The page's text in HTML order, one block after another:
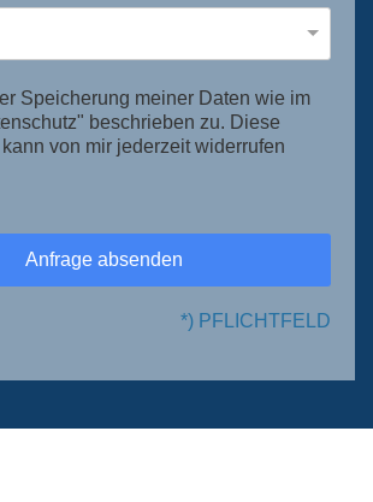
Speicherung meiner Daten wie im
beschrieben zu. Diese
von mir jederzeit widerrufen
Anfrage absenden
*) PFLICHTFELD